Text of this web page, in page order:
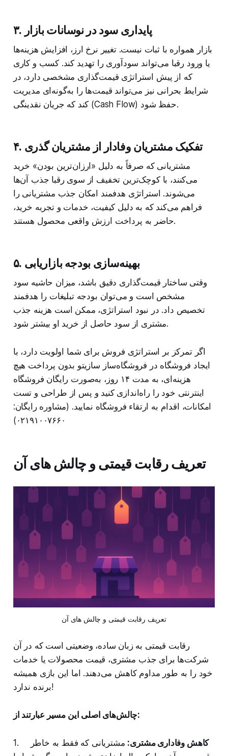
۳. پایداری سود در نوسانات بازار
بازار همواره با ثبات نیست. تغییر نرخ ارز، افزایش هزینه‌ها
یا ورود رقبا می‌تواند سودآوری را تهدید کند. کسب‌ و کاری
که از پیش استراتژی قیمت‌گذاری مشخصی دارد، در
شرایط بحرانی نیز می‌تواند قیمت‌ها را به‌گونه‌ای مدیریت
کند که جریان نقدینگی (Cash Flow) حفظ شود.
۴. تفکیک مشتریان وفادار از مشتریان گذری
مشتریانی که صرفاً به دلیل «ارزان‌ترین بودن» خرید
می‌کنند، با کوچک‌ترین تخفیف از سوی رقبا جذب آن‌ها
می‌شوند. استراتژی هدفمند امکان جذب مشتریانی را
فراهم می‌کند که به دلیل کیفیت، خدمات و تجربه خرید،
حاضر به پرداخت ارزش واقعی محصول هستند.
۵. بهینه‌سازی بودجه بازاریابی
وقتی ساختار قیمت‌گذاری دقیق باشد، میزان حاشیه سود
مشخص است و می‌توان بودجه تبلیغات را هدفمند
تخصیص داد. در نبود استراتژی، ممکن است هزینه جذب
مشتری از سود حاصل از خرید او بیشتر شود.
اگر تمرکز بر استراتژی فروش برای شما اولویت دارد، با
ایجاد فروشگاه در فروشگاه‌ساز سازیتو بدون پرداخت هیچ
هزینه‌ای، به مدت ۱۴ روز، به‌صورت رایگان فروشگاه
اینترنتی خود را راه‌اندازی کنید و پس از طراحی و تست
امکانات، اقدام به ارتقاء فروشگاه نمایید. (مشاوره رایگان:
۰۲۱۹۱۰۰۷۶۶۰)
تعریف رقابت قیمتی و چالش های آن
تعریف رقابت قیمتی و چالش های آن
رقابت قیمتی به زبان ساده، وضعیتی است که در آن
شرکت‌ها برای جذب مشتری، قیمت محصولات یا خدمات
خود را به طور مداوم کاهش می‌دهند. اما این بازی همیشه
برنده ندارد!
چالش‌های اصلی این مسیر عبارتند از:
1. کاهش وفاداری مشتری: مشتریانی که فقط به خاطر